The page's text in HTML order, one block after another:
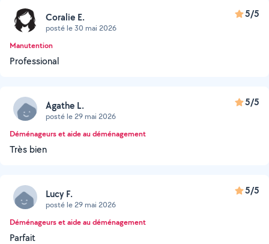
Coralie E.
posté le 30 mai 2026
5/5
Manutention
Professional
Agathe L.
posté le 29 mai 2026
5/5
Déménageurs et aide au déménagement
Très bien
Lucy F.
posté le 29 mai 2026
5/5
Déménageurs et aide au déménagement
Parfait